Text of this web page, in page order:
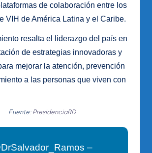
de colaboración entre los
VIH de América Latina y el Caribe.
resalta el liderazgo del país en
de estrategias innovadoras y
mejorar la atención, prevención
a las personas que viven con
Fuente:PresidenciaRD
–